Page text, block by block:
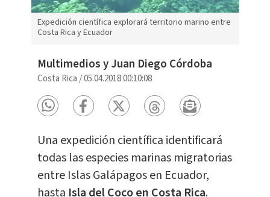
Expedición científica explorará territorio marino entre
Costa Rica y Ecuador
Multimedios y Juan Diego Córdoba
Costa Rica /05.04.2018 00:10:08
Una expedición científica identificará
todas las especies marinas migratorias
entre Islas Galápagos en Ecuador,
hasta Isla del Coco en Costa Rica.